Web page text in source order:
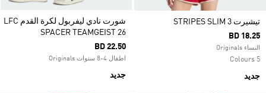
تيشيرت 3 STRIPES SLIM
BD 18.25
النساء Originals
5 Colours
جديد
شورت نادي ليفربول لكرة القدم LFC
SPACER TEAMGEIST 26
BD 22.50
اطفال 4-8 سنوات Originals
جديد